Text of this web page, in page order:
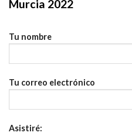
Murcia 2022
Tu nombre
Tu correo electrónico
Asistiré: